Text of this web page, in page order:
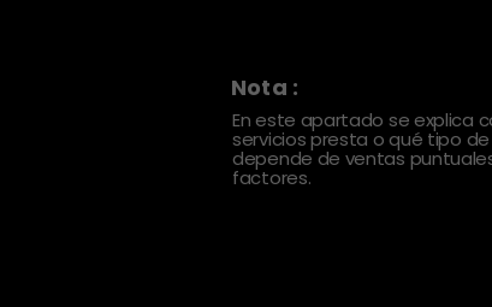
Nota :
En este apartado se explica
servicios presta o qué tipo
depende de ventas
factores.